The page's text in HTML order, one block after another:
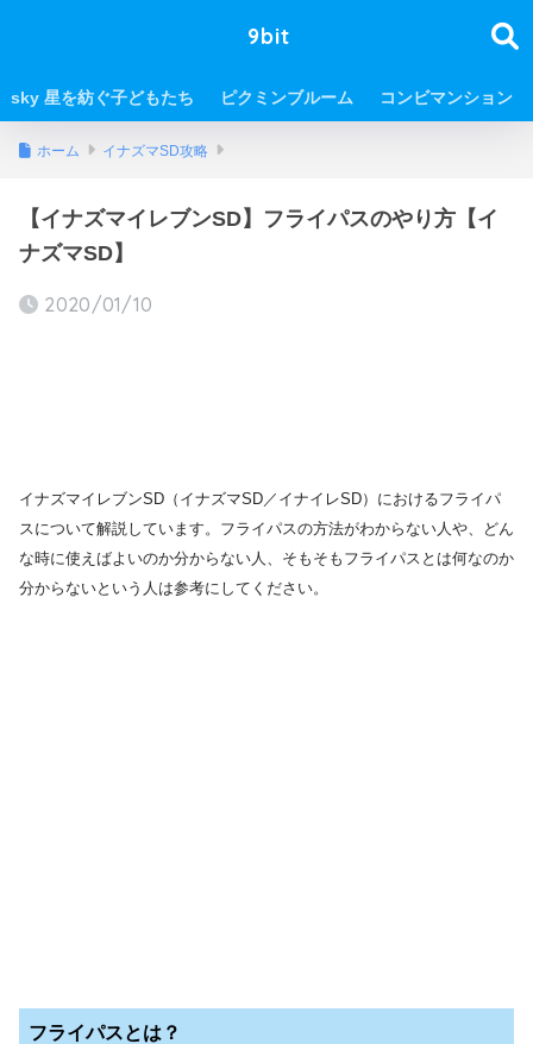
9bit
sky 星を紡ぐ子どもたち ピクミンブルーム コンビマンション
ホーム イナズマSD攻略
【イナズマイレブンSD】フライパスのやり方【イ
ナズマSD】
2020/01/10
イナズマイレブンSD（イナズマSD／イナイレSD）におけるフライパ
スについて解説しています。フライパスの方法がわからない人や、どん
な時に使えばよいのか分からない人、そもそもフライパスとは何なのか
分からないという人は参考にしてください。
フライパスとは？